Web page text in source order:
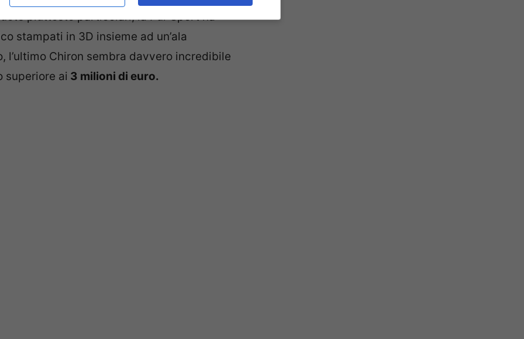
piuttosto particolari, la Pur Sport ha
stampati in 3D insieme ad un’ala
l’ultimo Chiron sembra davvero incredibile
superiore ai 3 milioni di euro.